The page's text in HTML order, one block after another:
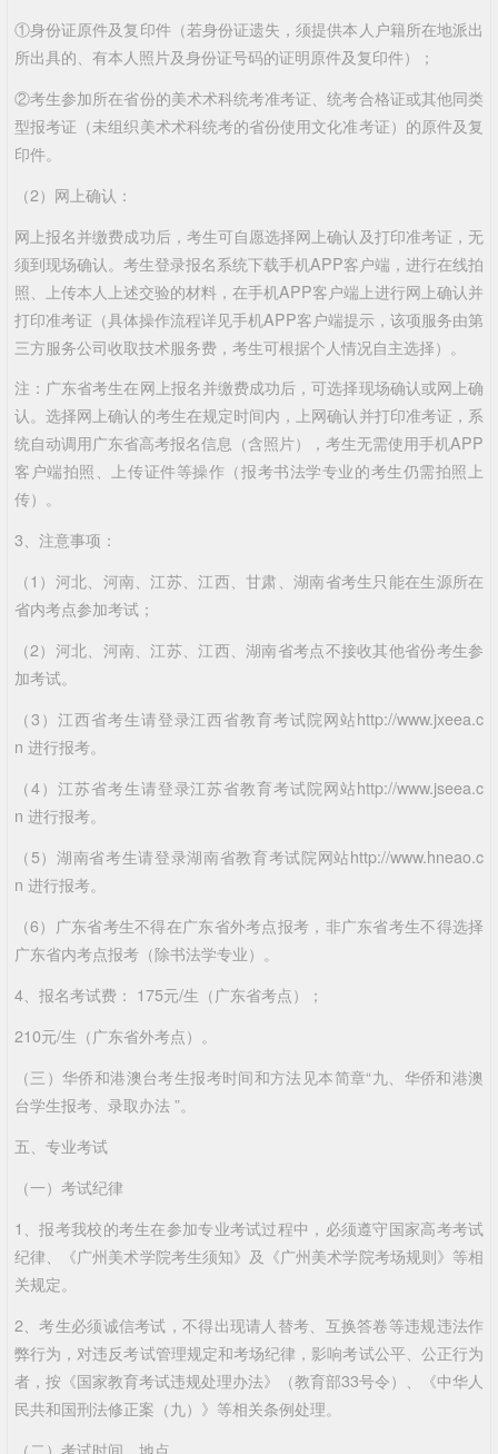
①身份证原件及复印件（若身份证遗失，须提供本人户籍所在地派出
所出具的、有本人照片及身份证号码的证明原件及复印件）；
②考生参加所在省份的美术术科统考准考证、统考合格证或其他同类
型报考证（未组织美术术科统考的省份使用文化准考证）的原件及复
印件。
（2）网上确认：
网上报名并缴费成功后，考生可自愿选择网上确认及打印准考证，无
须到现场确认。考生登录报名系统下载手机APP客户端，进行在线拍
照、上传本人上述交验的材料，在手机APP客户端上进行网上确认并
打印准考证（具体操作流程详见手机APP客户端提示，该项服务由第
三方服务公司收取技术服务费，考生可根据个人情况自主选择）。
注：广东省考生在网上报名并缴费成功后，可选择现场确认或网上确
认。选择网上确认的考生在规定时间内，上网确认并打印准考证，系
统自动调用广东省高考报名信息（含照片），考生无需使用手机APP
客户端拍照、上传证件等操作（报考书法学专业的考生仍需拍照上
传）。
3、注意事项：
（1）河北、河南、江苏、江西、甘肃、湖南省考生只能在生源所在
省内考点参加考试；
（2）河北、河南、江苏、江西、湖南省考点不接收其他省份考生参
加考试。
（3）江西省考生请登录江西省教育考试院网站http://www.jxeea.c
n 进行报考。
（4）江苏省考生请登录江苏省教育考试院网站http://www.jseea.c
n 进行报考。
（5）湖南省考生请登录湖南省教育考试院网站http://www.hneao.c
n 进行报考。
（6）广东省考生不得在广东省外考点报考，非广东省考生不得选择
广东省内考点报考（除书法学专业）。
4、报名考试费： 175元/生（广东省考点）；
210元/生（广东省外考点）。
（三）华侨和港澳台考生报考时间和方法见本简章“九、华侨和港澳
台学生报考、录取办法 ”。
五、专业考试
（一）考试纪律
1、报考我校的考生在参加专业考试过程中，必须遵守国家高考考试
纪律、《广州美术学院考生须知》及《广州美术学院考场规则》等相
关规定。
2、考生必须诚信考试，不得出现请人替考、互换答卷等违规违法作
弊行为，对违反考试管理规定和考场纪律，影响考试公平、公正行为
者，按《国家教育考试违规处理办法》（教育部33号令）、《中华人
民共和国刑法修正案（九）》等相关条例处理。
（二）考试时间、地点